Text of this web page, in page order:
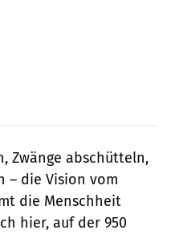
Zwänge abschütteln,
– die Vision vom
die Menschheit
hier, auf der 950